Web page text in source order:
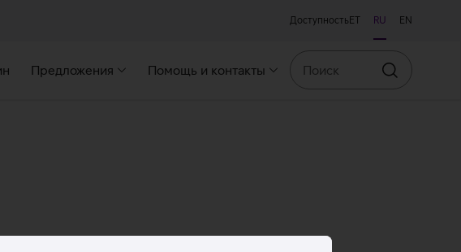
Доступность ET RU EN
Предложения Помощь и контакты
Искать